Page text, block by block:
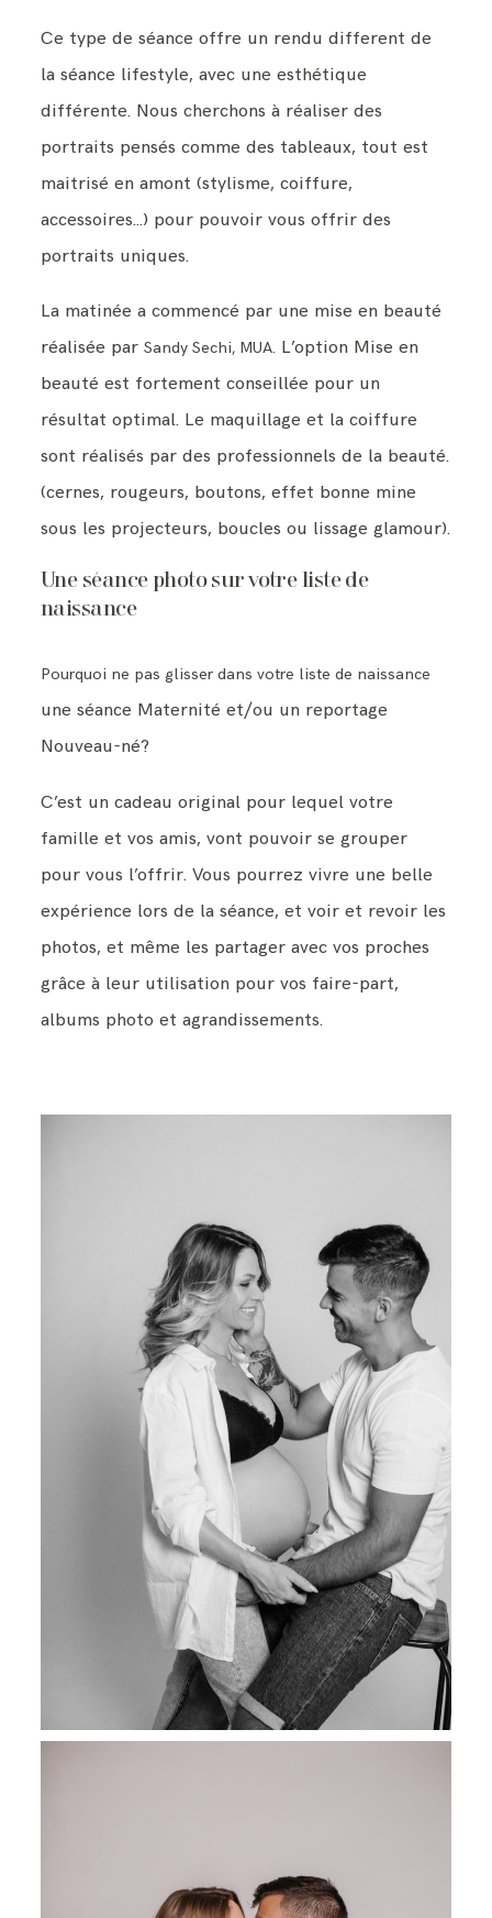
Ce type de séance offre un rendu different de
la séance lifestyle, avec une esthétique
différente. Nous cherchons à réaliser des
portraits pensés comme des tableaux, tout est
maitrisé en amont (stylisme, coiffure,
accessoires…) pour pouvoir vous offrir des
portraits uniques.
La matinée a commencé par une mise en beauté
réalisée parSandy Sechi, MUA. L’option Mise en
beauté est fortement conseillée pour un
résultat optimal. Le maquillage et la coiffure
sont réalisés par des professionnels de la beauté.
(cernes, rougeurs, boutons, effet bonne mine
sous les projecteurs, boucles ou lissage glamour).
Une séance photo sur votre liste de
naissance
Pourquoi ne pas glisser dans votre liste de naissance
une séance Maternité et/ou un reportage
Nouveau-né?
C’est un cadeau original pour lequel votre
famille et vos amis, vont pouvoir se grouper
pour vous l’offrir. Vous pourrez vivre une belle
expérience lors de la séance, et voir et revoir les
photos, et même les partager avec vos proches
grâce à leur utilisation pour vos faire-part,
albums photo et agrandissements.